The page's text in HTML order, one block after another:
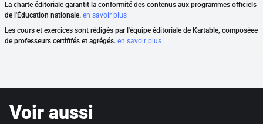
La charte éditoriale garantit la conformité des contenus aux programmes officiels
de l'Éducation nationale. en savoir plus
Les cours et exercices sont rédigés par l'équipe éditoriale de Kartable, composéee
de professeurs certififés et agrégés. en savoir plus
Voir aussi